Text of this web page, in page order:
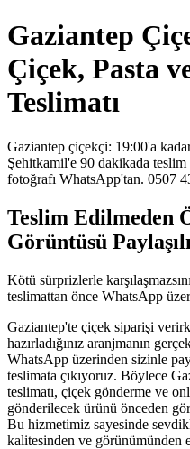
Gaziantep
Çiçek, Pasta
Teslimatı
Gaziantep çiçekçi: 19:00'a
Şehitkamil'e 90 dakikada
fotoğrafı WhatsApp'tan. 0507
Teslim Edilmeden
Görüntüsü
Kötü sürprizlerle
teslimattan önce WhatsApp
Gaziantep'te çiçek siparişi
hazırladığınız aranjmanın
WhatsApp üzerinden sizinle
teslimata çıkıyoruz. Böylece
teslimatı, çiçek gönderme ve
gönderilecek ürünü önceden
Bu hizmetimiz sayesinde
kalitesinden ve görünümünden